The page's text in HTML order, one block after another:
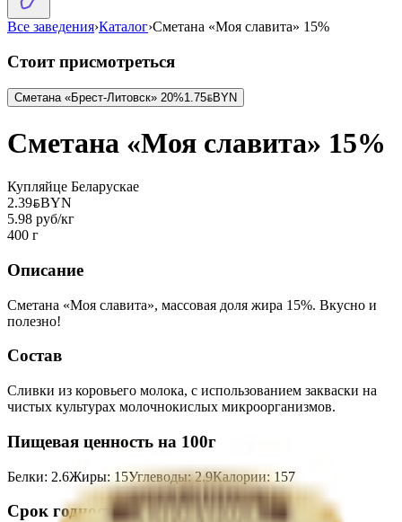
Все заведения›Каталог›Сметана «Моя славита» 15%
Стоит присмотреться
Сметана «Брест-Литовск» 20%1.75BYNBYN
Сметана «Моя славита» 15%
Купляйце Беларускае
2.39BYNBYN
5.98 руб/кг
400 г
Описание
Сметана «Моя славита», массовая доля жира 15%. Вкусно и
полезно!
Состав
Сливки из коровьего молока, с использованием закваски на
чистых культурах молочнокислых микроорганизмов.
Пищевая ценность на 100г
Белки: 2.6Жиры: 15Углеводы:2.9Калории: 157
Срок годности